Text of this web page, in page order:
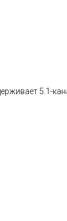
5.1-